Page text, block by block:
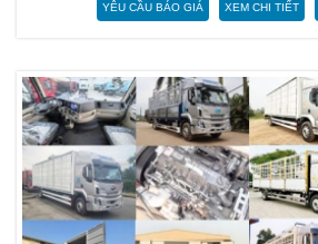
YÊU CẦU BÁO GIÁ XEM CHI TIẾT